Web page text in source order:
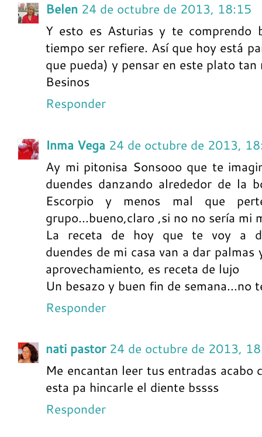
Belen 24 de octubre de 2013, 18:15
Y esto es Asturias y te comprendo
tiempo ser refiere. Así que hoy está
que pueda) y pensar en este plato tan
Besinos
Responder
Inma Vega 24 de octubre de 2013,
Ay mi pitonisa Sonsooo que te
duendes danzando alrededor de la
Escorpio y menos mal que
grupo...bueno,claro ,si no no sería mi
La receta de hoy que te voy a
duendes de mi casa van a dar
aprovechamiento, es receta de lujo
Un besazo y buen fin de semana...no
Responder
nati pastor 24 de octubre de 2013,
Me encantan leer tus entradas acabo
esta pa hincarle el diente bssss
Responder